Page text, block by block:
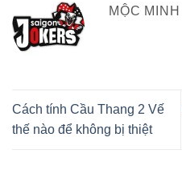
MỘC
Cách tính Cầu Thang 2 Vế
thế nào để không bị thiệt